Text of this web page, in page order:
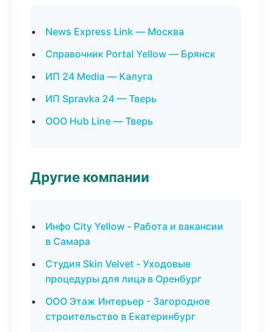
News Express Link — Москва
Справочник Portal Yellow — Брянск
ИП 24 Media — Калуга
ИП Spravka 24 — Тверь
ООО Hub Line — Тверь
Другие компании
Инфо City Yellow - Работа и вакансии
в Самара
Студия Skin Velvet - Уходовые
процедуры для лица в Оренбург
ООО Этаж Интерьер - Загородное
строительство в Екатеринбург